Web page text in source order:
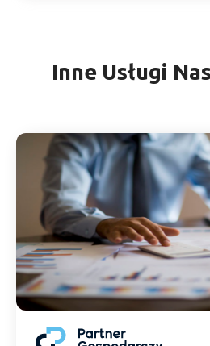
Inne Usługi